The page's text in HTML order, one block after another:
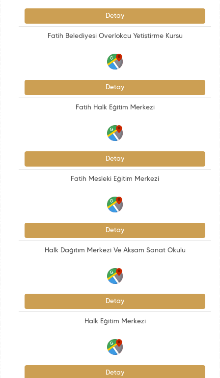
Detay
Fatih Belediyesi Overlokçu Yetiştirme Kursu
Detay
Fatih Halk Eğitim Merkezi
Detay
Fatih Mesleki Eğitim Merkezi
Detay
Halk Dağıtım Merkezi Ve Akşam Sanat Okulu
Detay
Halk Eğitim Merkezi
Detay